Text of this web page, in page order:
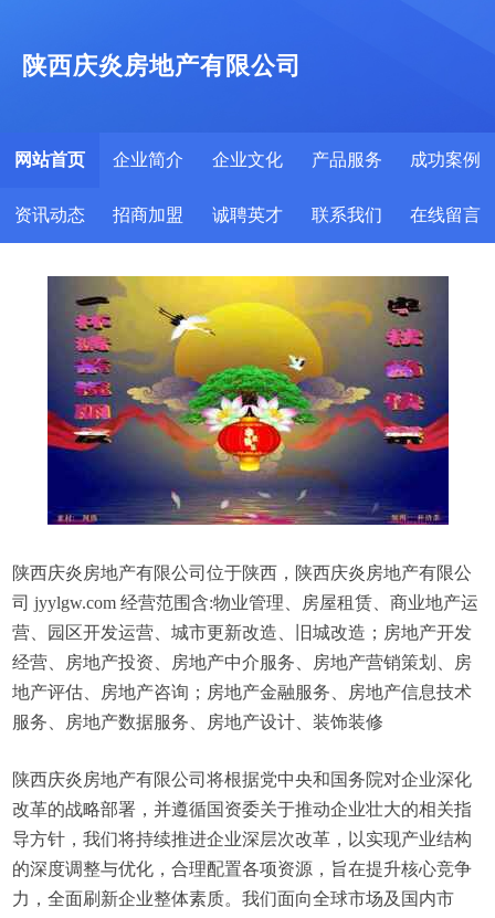
陕西庆炎房地产有限公司
网站首页 企业简介 企业文化 产品服务 成功案例
资讯动态 招商加盟 诚聘英才 联系我们 在线留言
陕西庆炎房地产有限公司位于陕西，陕西庆炎房地产有限公
司 jyylgw.com 经营范围含:物业管理、房屋租赁、商业地产运
营、园区开发运营、城市更新改造、旧城改造；房地产开发
经营、房地产投资、房地产中介服务、房地产营销策划、房
地产评估、房地产咨询；房地产金融服务、房地产信息技术
服务、房地产数据服务、房地产设计、装饰装修
陕西庆炎房地产有限公司将根据党中央和国务院对企业深化
改革的战略部署，并遵循国资委关于推动企业壮大的相关指
导方针，我们将持续推进企业深层次改革，以实现产业结构
的深度调整与优化，合理配置各项资源，旨在提升核心竞争
力，全面刷新企业整体素质。我们面向全球市场及国内市